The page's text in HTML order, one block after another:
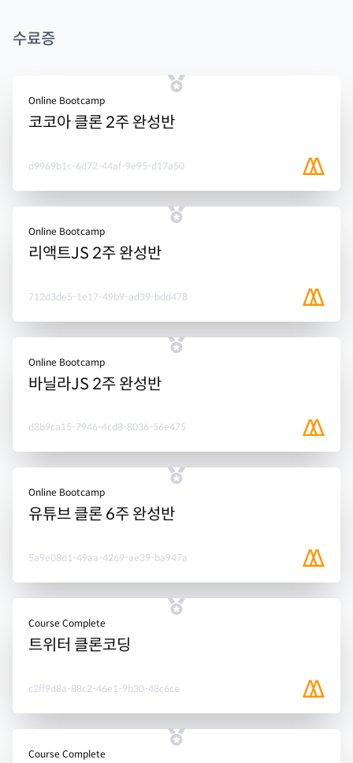
수료증
Online Bootcamp
코코아 클론 2주 완성반
d9969b1c-6d72-44af-9e95-d17a50
Online Bootcamp
리액트JS 2주 완성반
712d3de5-1e17-49b9-ad39-bdd478
Online Bootcamp
바닐라JS 2주 완성반
d8b9ca15-7946-4cd8-8036-56e475
Online Bootcamp
유튜브 클론 6주 완성반
5a9e08d1-49aa-4269-ae39-ba947a
Course Complete
트위터 클론코딩
c2ff9d8a-88c2-46e1-9b30-48c6ce
Course Complete